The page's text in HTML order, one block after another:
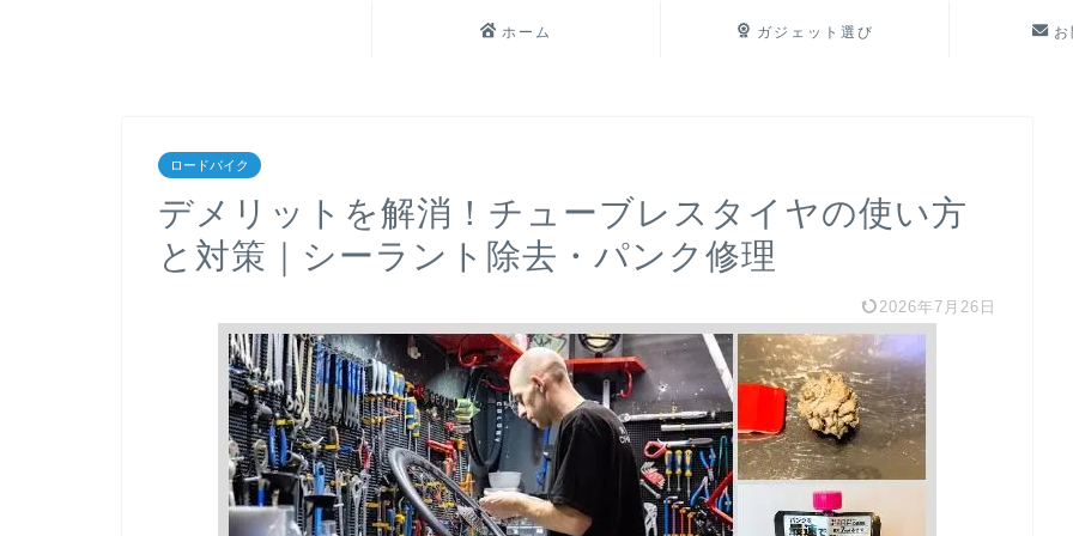
ホーム ガジェット選び
ロードバイク
デメリットを解消！チューブレスタイヤの使い方
と対策｜シーラント除去・パンク修理
2026年7月26日